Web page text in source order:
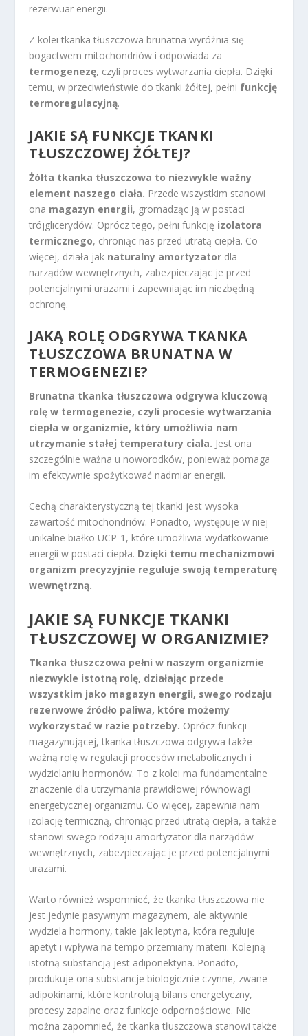
rezerwuar energii.
Z kolei tkanka tłuszczowa brunatna wyróżnia się
bogactwem mitochondriów i odpowiada za
termogenezę, czyli proces wytwarzania ciepła. Dzięki
temu, w przeciwieństwie do tkanki żółtej, pełni funkcję
termoregulacyjną.
JAKIE SĄ FUNKCJE TKANKI
TŁUSZCZOWEJ ŻÓŁTEJ?
Żółta tkanka tłuszczowa to niezwykle ważny
element naszego ciała. Przede wszystkim stanowi
ona magazyn energii, gromadząc ją w postaci
trójglicerydów. Oprócz tego, pełni funkcję izolatora
termicznego, chroniąc nas przed utratą ciepła. Co
więcej, działa jak naturalny amortyzator dla
narządów wewnętrznych, zabezpieczając je przed
potencjalnymi urazami i zapewniając im niezbędną
ochronę.
JAKĄ ROLĘ ODGRYWA TKANKA
TŁUSZCZOWA BRUNATNA W
TERMOGENEZIE?
Brunatna tkanka tłuszczowa odgrywa kluczową
rolę w termogenezie, czyli procesie wytwarzania
ciepła w organizmie, który umożliwia nam
utrzymanie stałej temperatury ciała. Jest ona
szczególnie ważna u noworodków, ponieważ pomaga
im efektywnie spożytkować nadmiar energii.
Cechą charakterystyczną tej tkanki jest wysoka
zawartość mitochondriów. Ponadto, występuje w niej
unikalne białko UCP-1, które umożliwia wydatkowanie
energii w postaci ciepła. Dzięki temu mechanizmowi
organizm precyzyjnie reguluje swoją temperaturę
wewnętrzną.
JAKIE SĄ FUNKCJE TKANKI
TŁUSZCZOWEJ W ORGANIZMIE?
Tkanka tłuszczowa pełni w naszym organizmie
niezwykle istotną rolę, działając przede
wszystkim jako magazyn energii, swego rodzaju
rezerwowe źródło paliwa, które możemy
wykorzystać w razie potrzeby. Oprócz funkcji
magazynującej, tkanka tłuszczowa odgrywa także
ważną rolę w regulacji procesów metabolicznych i
wydzielaniu hormonów. To z kolei ma fundamentalne
znaczenie dla utrzymania prawidłowej równowagi
energetycznej organizmu. Co więcej, zapewnia nam
izolację termiczną, chroniąc przed utratą ciepła, a także
stanowi swego rodzaju amortyzator dla narządów
wewnętrznych, zabezpieczając je przed potencjalnymi
urazami.
Warto również wspomnieć, że tkanka tłuszczowa nie
jest jedynie pasywnym magazynem, ale aktywnie
wydziela hormony, takie jak leptyna, która reguluje
apetyt i wpływa na tempo przemiany materii. Kolejną
istotną substancją jest adiponektyna. Ponadto,
produkuje ona substancje biologicznie czynne, zwane
adipokinami, które kontrolują bilans energetyczny,
procesy zapalne oraz funkcje odpornościowe. Nie
można zapomnieć, że tkanka tłuszczowa stanowi także